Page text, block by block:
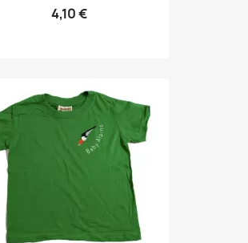
4,10 €